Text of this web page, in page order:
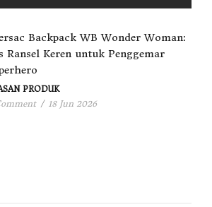
Backpack WB Wonder Woman:
Ransel Keren untuk Penggemar
PRODUK
/ 18 Jun 2026